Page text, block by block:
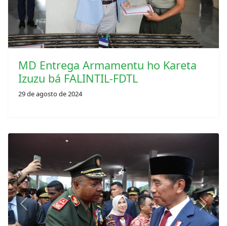
MD Entrega Armamentu ho Kareta
Izuzu bá FALINTIL-FDTL
29 de agosto de 2024
Previous Next